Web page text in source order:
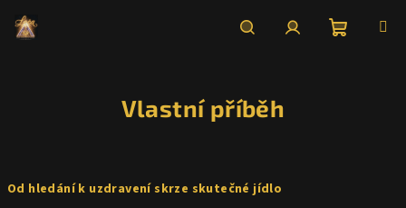
obsah
Vlastní příběh
Od hledání k uzdravení skrze skutečné jídlo